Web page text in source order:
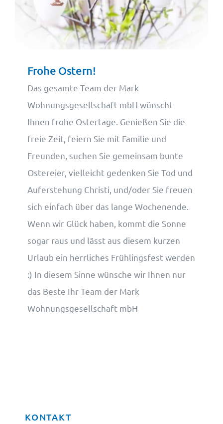
Wohnungsangebote
Frohe Ostern!
Das gesamte Team der Mark
Wohnungsgesellschaft mbH wünscht
Ihnen frohe Ostertage. Genießen Sie die
freie Zeit, feiern Sie mit Familie und
Freunden, suchen Sie gemeinsam bunte
Ostereier, vielleicht gedenken Sie Tod und
Auferstehung Christi, und/oder Sie freuen
sich einfach über das lange Wochenende.
Wenn wir Glück haben, kommt die Sonne
sogar raus und lässt aus diesem kurzen
Urlaub ein herrliches Frühlingsfest werden
:) In diesem Sinne wünsche wir Ihnen nur
das Beste Ihr Team der Mark
Wohnungsgesellschaft mbH
KONTAKT